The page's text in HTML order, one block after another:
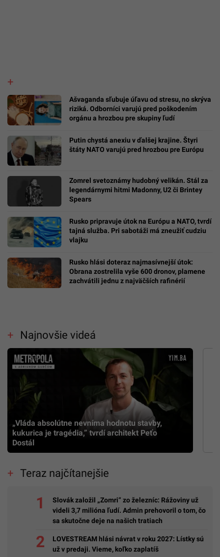
Ašvaganda sľubuje úľavu od stresu, no skrýva
riziká. Odborníci varujú pred poškodením
orgánu a hrozbou pre skupiny ľudí
Putin chystá anexiu v ďalšej krajine. Štyri
štáty NATO varujú pred hrozbou pre Európu
Zomrel svetoznámy hudobný velikán. Stál za
legendárnymi hitmi Madonny, U2 či Brintey
Spears
Rusko pripravuje útok na Európu a NATO, tvrdí
tajná služba. Pri sabotáži má zneužiť cudziu
vlajku
Rusko hlási doteraz najmasívnejší útok:
Obrana zostrelila vyše 600 dronov, plamene
zachvátili jednu z najväčších rafinérií
Najnovšie videá
„Vláda absolútne nevníma hodnotu stavby,
kukurica je tragédia,” tvrdí architekt Peťo
Dostál
Teraz najčítanejšie
Slovák založil „Zomri“ zo železníc: Rážoviny už
videli 3,7 milióna ľudí. Admin prehovoril o tom, čo
sa skutočne deje na našich tratiach
LOVESTREAM hlási návrat v roku 2027: Lístky sú
už v predaji. Vieme, koľko zaplatíš